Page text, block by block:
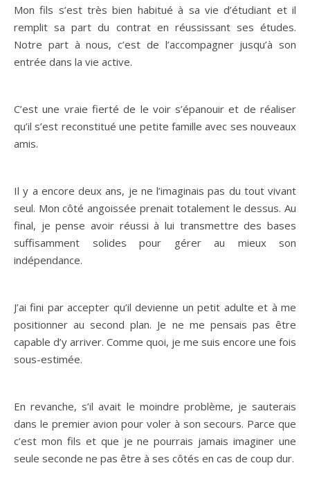
Mon fils s’est très bien habitué à sa vie d’étudiant et il
remplit sa part du contrat en réussissant ses études.
Notre part à nous, c’est de l’accompagner jusqu’à son
entrée dans la vie active.
C’est une vraie fierté de le voir s’épanouir et de réaliser
qu’il s’est reconstitué une petite famille avec ses nouveaux
amis.
Il y a encore deux ans, je ne l’imaginais pas du tout vivant
seul. Mon côté angoissée prenait totalement le dessus. Au
final, je pense avoir réussi à lui transmettre des bases
suffisamment solides pour gérer au mieux son
indépendance.
J’ai fini par accepter qu’il devienne un petit adulte et à me
positionner au second plan. Je ne me pensais pas être
capable d’y arriver. Comme quoi, je me suis encore une fois
sous-estimée.
En revanche, s’il avait le moindre problème, je sauterais
dans le premier avion pour voler à son secours. Parce que
c’est mon fils et que je ne pourrais jamais imaginer une
seule seconde ne pas être à ses côtés en cas de coup dur.